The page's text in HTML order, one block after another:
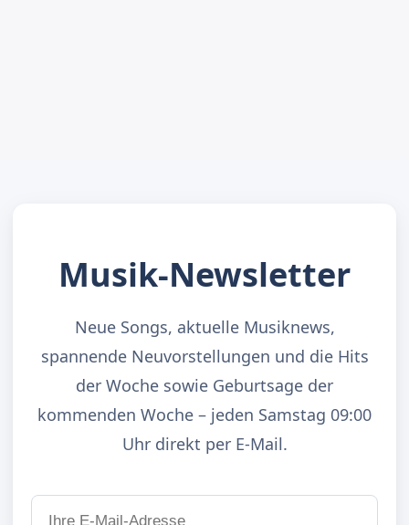
Musik-Newsletter
Neue Songs, aktuelle Musiknews,
spannende Neuvorstellungen und die Hits
der Woche sowie Geburtsage der
kommenden Woche – jeden Samstag 09:00
Uhr direkt per E-Mail.